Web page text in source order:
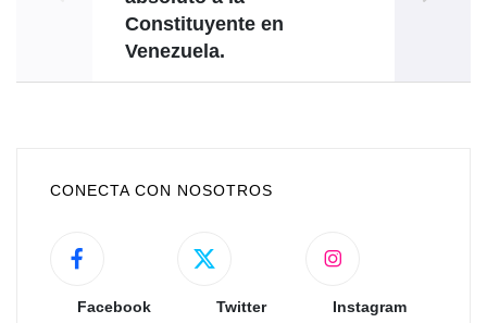
Constituyente en
Venezuela.
CONECTA CON NOSOTROS
Facebook Twitter Instagram